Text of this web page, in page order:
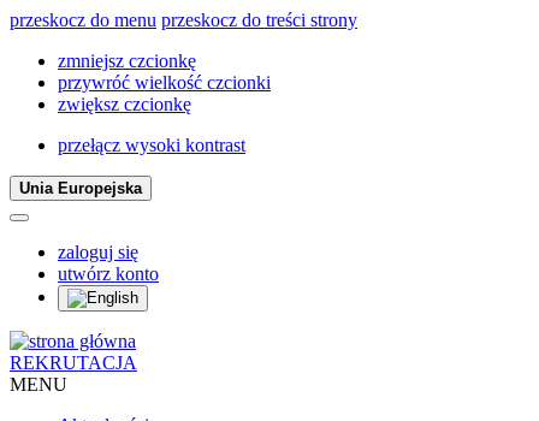
przeskocz do menu przeskocz do treści strony
zmniejsz czcionkę
przywróć wielkość czcionki
zwiększ czcionkę
przełącz wysoki kontrast
Unia Europejska
zaloguj się
utwórz konto
REKRUTACJA
MENU